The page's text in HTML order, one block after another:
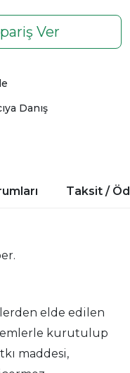
Ver
Danış
Taksit /
elde edilen
kurutulup
maddesi,